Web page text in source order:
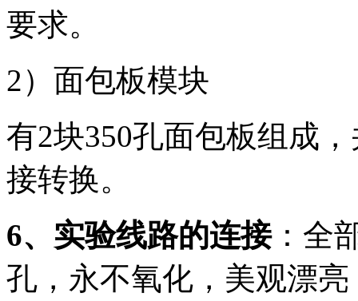
要求。
2）面包板模块
有2块350孔面包板组成
接转换。
6、实验线路的连接：全
孔，永不氧化，美观漂